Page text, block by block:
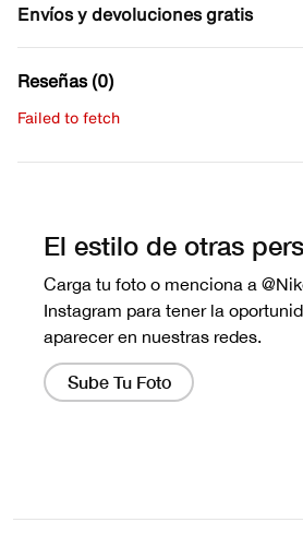
Envíos y devoluciones gratis
Reseñas (0)
Failed to fetch